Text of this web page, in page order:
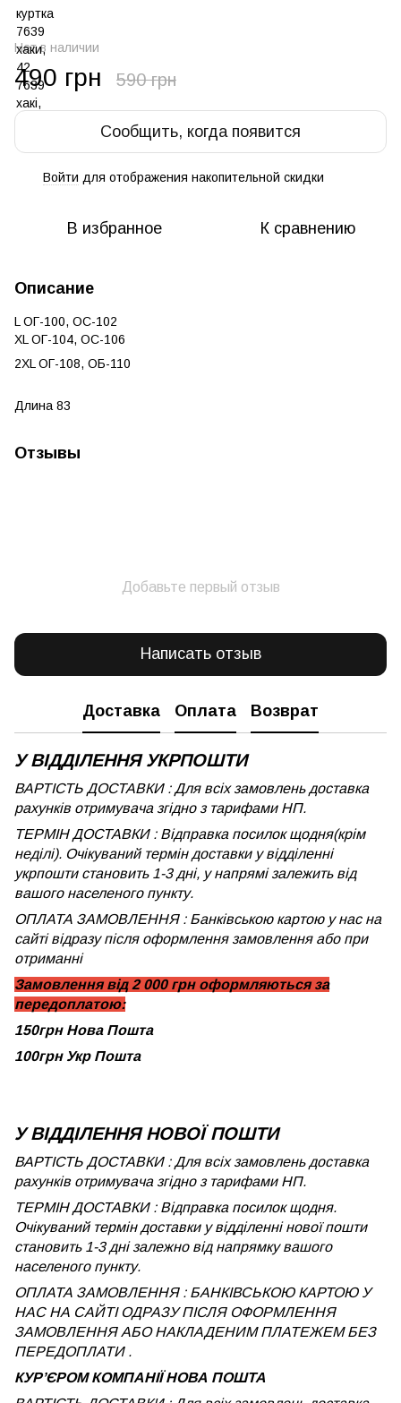
Нет в наличии
490 грн 590 грн
Сообщить, когда появится
Войти для отображения накопительной скидки
В избранное К сравнению
Описание
L ОГ-100, ОС-102
XL ОГ-104, ОС-106
2XL ОГ-108, ОБ-110
Длина 83
Отзывы
Добавьте первый отзыв
Написать отзыв
Доставка Оплата Возврат
У ВІДДІЛЕННЯ УКРПОШТИ
ВАРТІСТЬ ДОСТАВКИ : Для всіх замовлень доставка
рахунків отримувача згідно з тарифами НП.
ТЕРМІН ДОСТАВКИ : Відправка посилок щодня(крім
неділі). Очікуваний термін доставки у відділенні
укрпошти становить 1-3 дні, у напрямі залежить від
вашого населеного пункту.
ОПЛАТА ЗАМОВЛЕННЯ : Банківською картою у нас на
сайті відразу після оформлення замовлення або при
отриманні
Замовлення від 2 000 грн оформляються за
передоплатою:
150грн Нова Пошта
100грн Укр Пошта
У ВІДДІЛЕННЯ НОВОЇ ПОШТИ
ВАРТІСТЬ ДОСТАВКИ : Для всіх замовлень доставка
рахунків отримувача згідно з тарифами НП.
ТЕРМІН ДОСТАВКИ : Відправка посилок щодня.
Очікуваний термін доставки у відділенні нової пошти
становить 1-3 дні залежно від напрямку вашого
населеного пункту.
ОПЛАТА ЗАМОВЛЕННЯ : БАНКІВСЬКОЮ КАРТОЮ У
НАС НА САЙТІ ОДРАЗУ ПІСЛЯ ОФОРМЛЕННЯ
ЗАМОВЛЕННЯ АБО НАКЛАДЕНИМ ПЛАТЕЖЕМ БЕЗ
ПЕРЕДОПЛАТИ .
КУРʼЄРОМ КОМПАНІЇ НОВА ПОШТА